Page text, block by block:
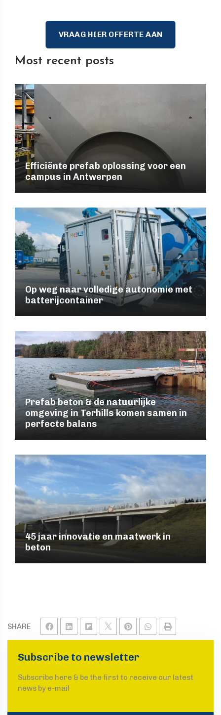
SHARE
VRAAG HIER OFFERTE AAN
Most recent posts
Efficiënte prefab oplossing voor een
campus in Antwerpen
Op weg naar volledige autonomie met
batterijcontainer
Prefab beton & de natuurlijke
omgeving in Terhills komen samen in
perfecte balans
45 jaar innovatie en maatwerk in
beton
Subscribe to newsletter
Subscribe here & be the first to receive our latest
news by e-mail